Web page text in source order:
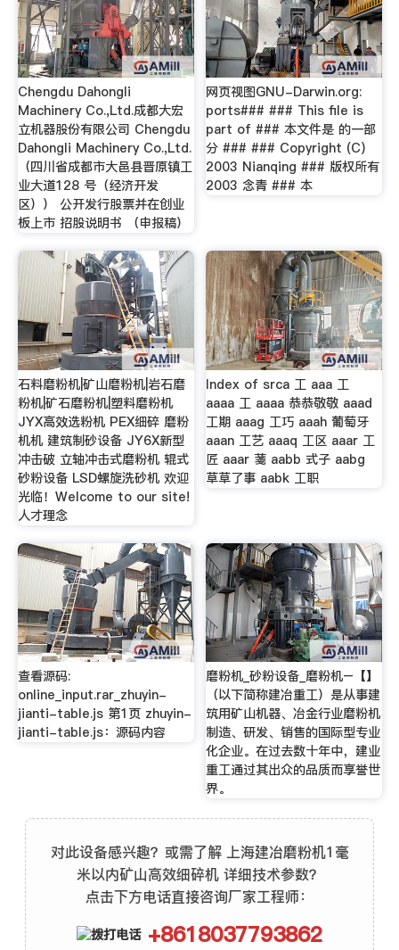
Chengdu Dahongli
Machinery Co.,Ltd.成都大宏
立机器股份有限公司 Chengdu
Dahongli Machinery Co.,Ltd.
（四川省成都市大邑县晋原镇工
业大道128 号（经济开发
区）） 公开发行股票并在创业
板上市 招股说明书 （申报稿）
网页视图GNU-Darwin.org:
ports### ### This file is
part of ### 本文件是 的一部
分 ### ### Copyright (C)
2003 Nianqing ### 版权所有
2003 念青 ### 本
石料磨粉机|矿山磨粉机|岩石磨
粉机|矿石磨粉机|塑料磨粉机
JYX高效选粉机 PEX细碎 磨粉
机机 建筑制砂设备 JY6X新型
冲击破 立轴冲击式磨粉机 辊式
砂粉设备 LSD螺旋洗砂机 欢迎
光临！Welcome to our site!
人才理念
Index of srca 工 aaa 工
aaaa 工 aaaa 恭恭敬敬 aaad
工期 aaag 工巧 aaah 葡萄牙
aaan 工艺 aaaq 工区 aaar 工
匠 aaar 菚 aabb 式子 aabg
草草了事 aabk 工职
查看源码:
online_input.rar_zhuyin-
jianti-table.js 第1页 zhuyin-
jianti-table.js：源码内容
磨粉机_砂粉设备_磨粉机–【】
（以下简称建冶重工）是从事建
筑用矿山机器、冶金行业磨粉机
制造、研发、销售的国际型专业
化企业。在过去数十年中，建业
重工通过其出众的品质而享誉世
界。
对此设备感兴趣？或需了解 上海建冶磨粉机1毫
米以内矿山高效细碎机 详细技术参数？
点击下方电话直接咨询厂家工程师：
+8618037793862